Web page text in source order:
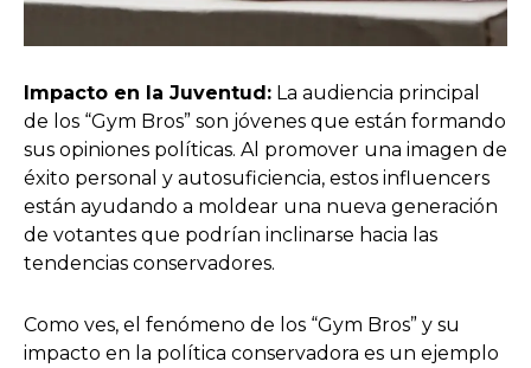
Impacto en la Juventud: La audiencia principal
de los “Gym Bros” son jóvenes que están formando
sus opiniones políticas. Al promover una imagen de
éxito personal y autosuficiencia, estos influencers
están ayudando a moldear una nueva generación
de votantes que podrían inclinarse hacia las
tendencias conservadores.
Como ves, el fenómeno de los “Gym Bros” y su
impacto en la política conservadora es un ejemplo